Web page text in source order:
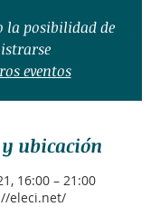
la posibilidad de
eventos
ubicación
16:00 – 21:00
eleci.net/